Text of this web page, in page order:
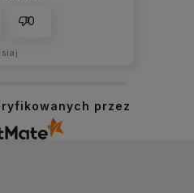
0
przez